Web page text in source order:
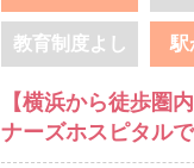
教育制度よし 駅
【横浜から徒歩圏
ナーズホスピタルで